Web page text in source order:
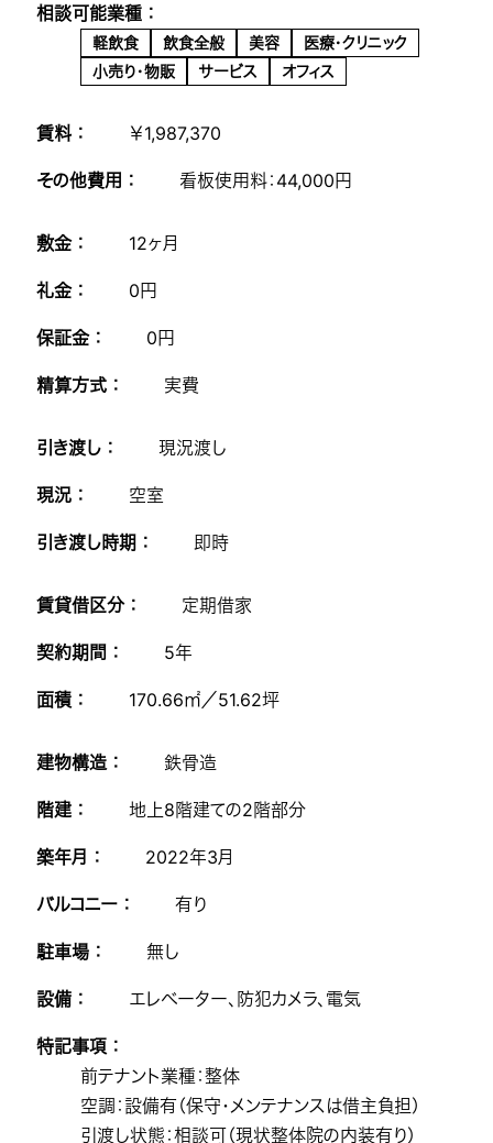
相談可能業種 ：
軽飲食 飲食全般 美容
医療・クリニック
小売り・物販
サービス オフィス
賃料 ： ￥1,987,370
その他費用 ： 看板使用料：44,000円
敷金 ： 12ヶ月
礼金 ： 0円
保証金 ： 0円
精算方式 ： 実費
引き渡し ： 現況渡し
現況 ： 空室
引き渡し時期 ： 即時
賃貸借区分 ： 定期借家
契約期間 ： 5年
面積 ： 170.66㎡／51.62坪
建物構造 ： 鉄骨造
階建 ： 地上8階建ての2階部分
築年月 ： 2022年3月
バルコニー ： 有り
駐車場 ： 無し
設備 ： エレベーター、防犯カメラ、電気
特記事項 ：
前テナント業種：整体
空調：設備有（保守・メンテナンスは借主負担）
引渡し状態：相談可（現状整体院の内装有り）